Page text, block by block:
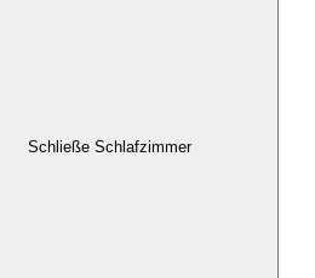
Schließe Schlafzimmer